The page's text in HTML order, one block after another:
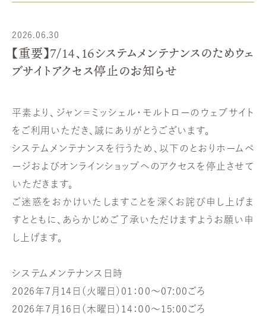
2026.06.30
【重要】7/14、16システムメンテナンスのためウェ
ブサイトアクセス停止のお知らせ
平素より、ジャン＝ミッシェル・モルトローのウェブサイト
をご利用いただき、誠にありがとうございます。
システムメンテナンスを行うため、以下のとおりホームペ
ージおよびオンラインショップへのアクセスを停止させて
いただきます。
ご迷惑をおかけいたしますことを深くお詫び申し上げま
すとともに、あらかじめご了承いただけますようお願い申
し上げます。
システムメンテナンス日時
2026年7月14日（火曜日）01：０0～07:00ごろ
2026年7月16日（木曜日）14：０0～15:00ごろ